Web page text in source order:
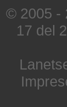
© 2005 -
17 del